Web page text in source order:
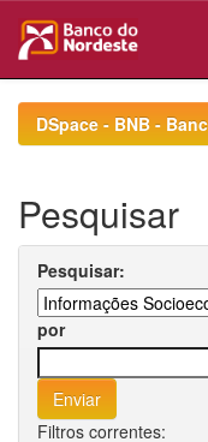
navigationDSpace - BNB -
Pesquisar
Pesquisar:
por
Filtros correntes: